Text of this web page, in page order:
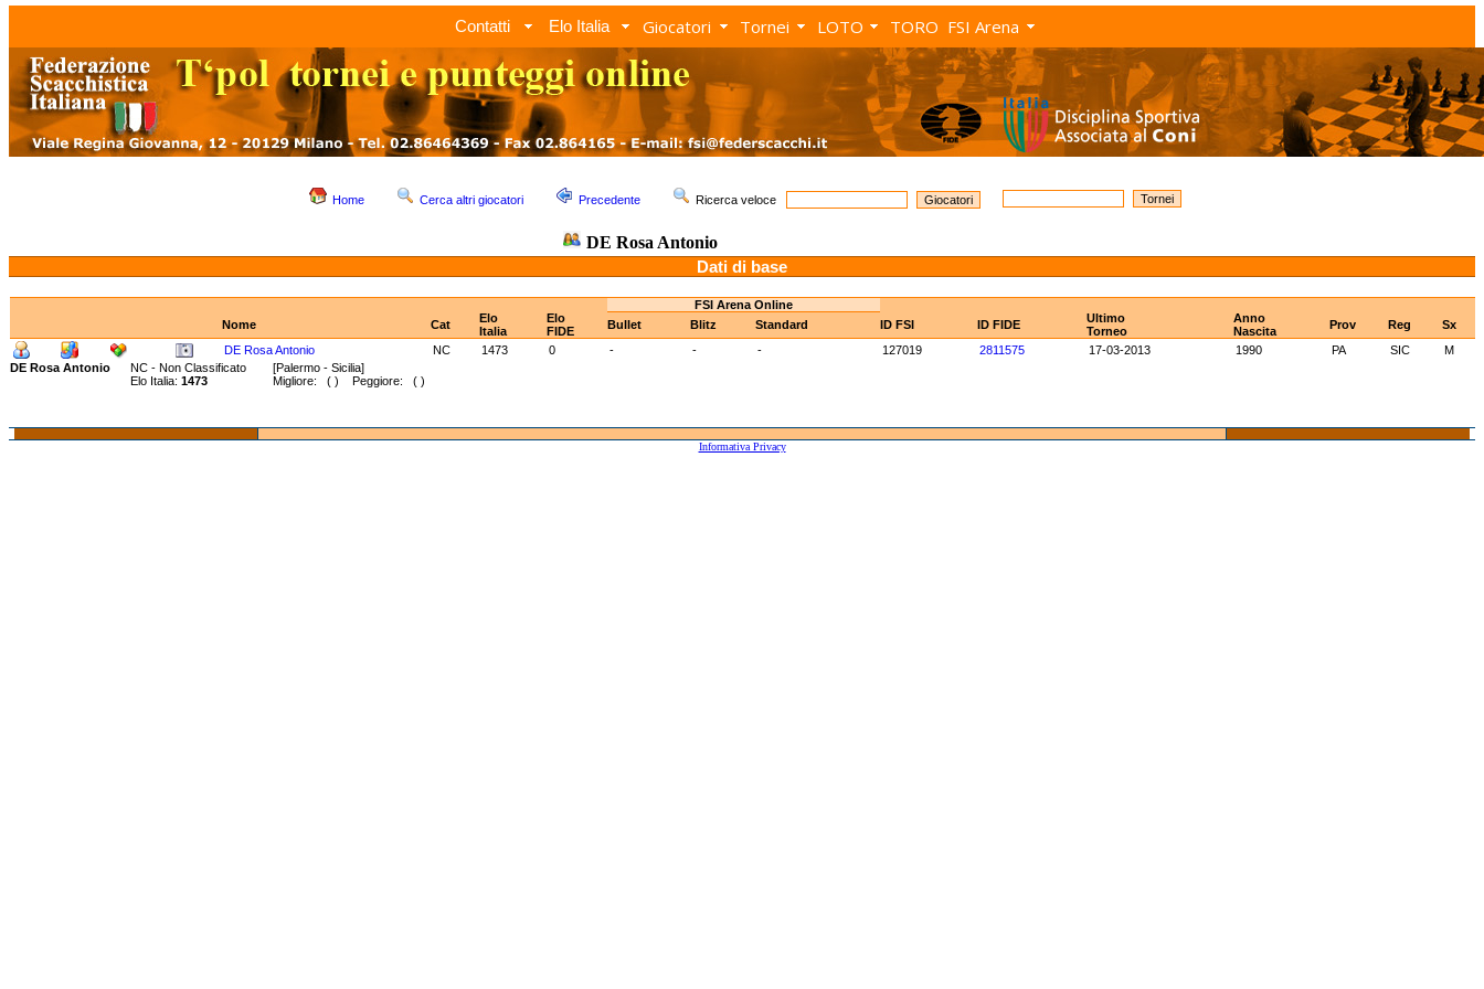
Contatti Elo Italia Giocatori Tornei LOTO TORO FSI Arena
Home Cerca altri giocatori Precedente Ricerca veloce
DE Rosa Antonio
Dati di base
FSI Arena Online
Nome
Cat
Elo
Italia
Elo
FIDE
Bullet Blitz Standard ID FSI ID FIDE
Ultimo
Torneo
Anno
Nascita
Prov Reg
Sx
DE Rosa Antonio
NC 1473 0 - - - 127019 2811575 17-03-2013 1990 PA SIC
M
DE Rosa Antonio
NC - Non Classificato [Palermo - Sicilia]
Elo Italia: 1473 Migliore: ( ) Peggiore: ( )
Informativa Privacy